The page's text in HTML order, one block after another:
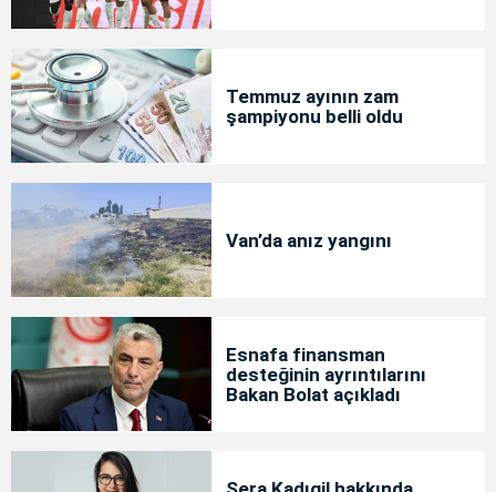
Temmuz ayının zam
şampiyonu belli oldu
Van’da anız yangını
Esnafa finansman
desteğinin ayrıntılarını
Bakan Bolat açıkladı